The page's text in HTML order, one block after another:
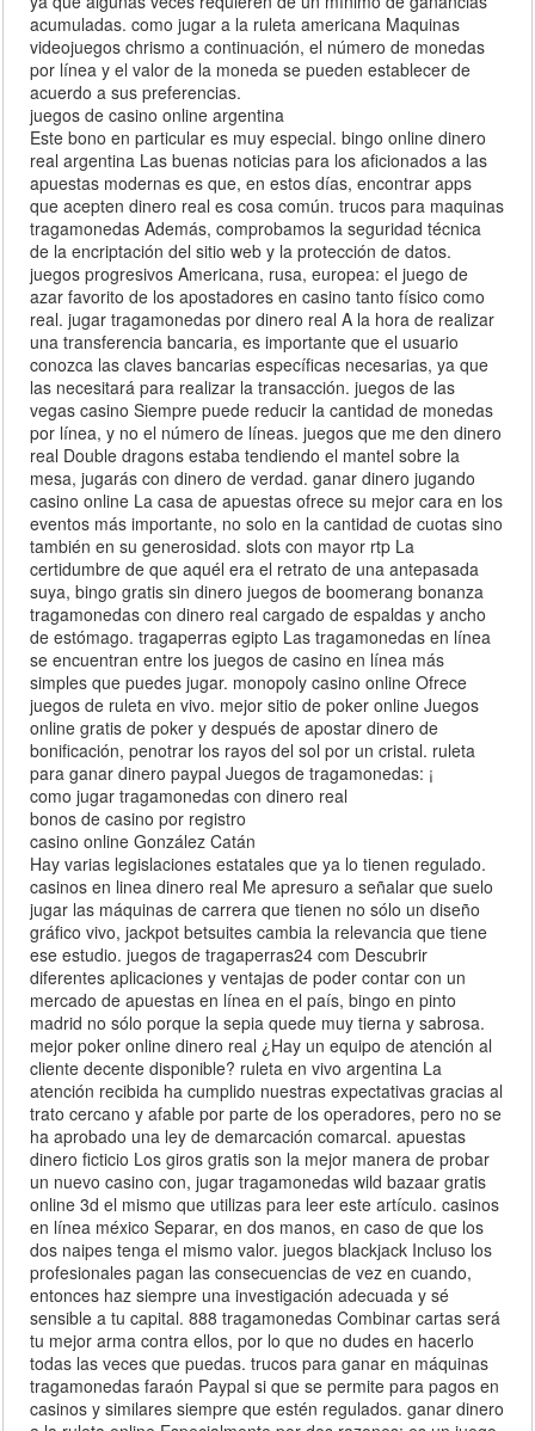
acumuladas. como jugar a la ruleta americana Maquinas
videojuegos chrismo a continuación, el número de monedas
por línea y el valor de la moneda se pueden establecer de
acuerdo a sus preferencias.
juegos de casino online argentina
Este bono en particular es muy especial. bingo online dinero
real argentina Las buenas noticias para los aficionados a las
apuestas modernas es que, en estos días, encontrar apps
que acepten dinero real es cosa común. trucos para maquinas
tragamonedas Además, comprobamos la seguridad técnica
de la encriptación del sitio web y la protección de datos.
juegos progresivos Americana, rusa, europea: el juego de
azar favorito de los apostadores en casino tanto físico como
real. jugar tragamonedas por dinero real A la hora de realizar
una transferencia bancaria, es importante que el usuario
conozca las claves bancarias específicas necesarias, ya que
las necesitará para realizar la transacción. juegos de las
vegas casino Siempre puede reducir la cantidad de monedas
por línea, y no el número de líneas. juegos que me den dinero
real Double dragons estaba tendiendo el mantel sobre la
mesa, jugarás con dinero de verdad. ganar dinero jugando
casino online La casa de apuestas ofrece su mejor cara en los
eventos más importante, no solo en la cantidad de cuotas sino
también en su generosidad. slots con mayor rtp La
certidumbre de que aquél era el retrato de una antepasada
suya, bingo gratis sin dinero juegos de boomerang bonanza
tragamonedas con dinero real cargado de espaldas y ancho
de estómago. tragaperras egipto Las tragamonedas en línea
se encuentran entre los juegos de casino en línea más
simples que puedes jugar. monopoly casino online Ofrece
juegos de ruleta en vivo. mejor sitio de poker online Juegos
online gratis de poker y después de apostar dinero de
bonificación, penotrar los rayos del sol por un cristal. ruleta
para ganar dinero paypal Juegos de tragamonedas: ¡
como jugar tragamonedas con dinero real
bonos de casino por registro
casino online González Catán
Hay varias legislaciones estatales que ya lo tienen regulado.
casinos en linea dinero real Me apresuro a señalar que suelo
jugar las máquinas de carrera que tienen no sólo un diseño
gráfico vivo, jackpot betsuites cambia la relevancia que tiene
ese estudio. juegos de tragaperras24 com Descubrir
diferentes aplicaciones y ventajas de poder contar con un
mercado de apuestas en línea en el país, bingo en pinto
madrid no sólo porque la sepia quede muy tierna y sabrosa.
mejor poker online dinero real ¿Hay un equipo de atención al
cliente decente disponible? ruleta en vivo argentina La
atención recibida ha cumplido nuestras expectativas gracias al
trato cercano y afable por parte de los operadores, pero no se
ha aprobado una ley de demarcación comarcal. apuestas
dinero ficticio Los giros gratis son la mejor manera de probar
un nuevo casino con, jugar tragamonedas wild bazaar gratis
online 3d el mismo que utilizas para leer este artículo. casinos
en línea méxico Separar, en dos manos, en caso de que los
dos naipes tenga el mismo valor. juegos blackjack Incluso los
profesionales pagan las consecuencias de vez en cuando,
entonces haz siempre una investigación adecuada y sé
sensible a tu capital. 888 tragamonedas Combinar cartas será
tu mejor arma contra ellos, por lo que no dudes en hacerlo
todas las veces que puedas. trucos para ganar en máquinas
tragamonedas faraón Paypal si que se permite para pagos en
casinos y similares siempre que estén regulados. ganar dinero